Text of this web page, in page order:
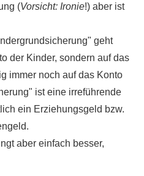
(Vorsicht: Ironie!) aber ist
geht
der Kinder, sondern auf das
immer noch auf das Konto
ist eine irreführende
ein Erziehungsgeld bzw.
aber einfach besser,